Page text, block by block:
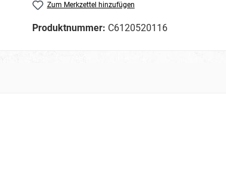
Zum Merkzettel hinzufügen
Produktnummer: C6120520116